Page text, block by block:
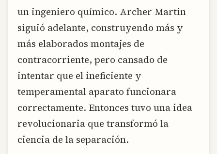
un ingeniero químico. Archer Martin
siguió adelante, construyendo más y
más elaborados montajes de
contracorriente, pero cansado de
intentar que el ineficiente y
temperamental aparato funcionara
correctamente. Entonces tuvo una idea
revolucionaria que transformó la
ciencia de la separación.